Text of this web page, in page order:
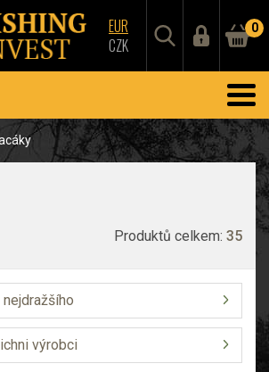
EUR
CZK
0
Produktů celkem: 35
nejdražšího
výrobci